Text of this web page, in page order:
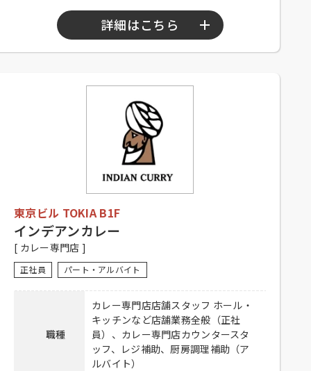
メールアドレスにご連絡ください。
Mail：GJStore.Saiyo@garmin.com
詳細はこちら
シフト制（要相談）
【正社員】
シフト制※休憩あり、経験者優遇、
未経験者可
【アルバイト】
シフト制（要相談）、大学生可、主
婦歓迎、フリーター歓迎、中・高齢
歓迎、経験者優遇、未経験者可
昇給有り、賞与有り、社保完備、休
服貸与、交通費一部支給（上限
50,000円／月）
【アルバイト】
制服貸与、交通費一部支給（上限
50,000円／月）
東京ビル TOKIA B1F
インデアンカレー
[ カレー専門店 ]
正社員 パート・アルバイト
職種
カレー専門店店舗スタッフ ホール・
キッチンなど店舗業務全般（正社
員）、カレー専門店カウンタースタ
ッフ、レジ補助、厨房調理補助（ア
ルバイト）